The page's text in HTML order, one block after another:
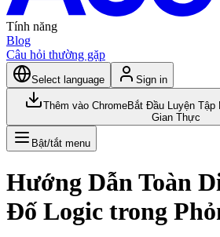
Tính năng
Blog
Câu hỏi thường gặp
Select language Sign in
Thêm vào ChromeBắt Đầu Luyện Tập
Gian Thực
Bật/tắt menu
Hướng Dẫn Toàn
Đố Logic trong